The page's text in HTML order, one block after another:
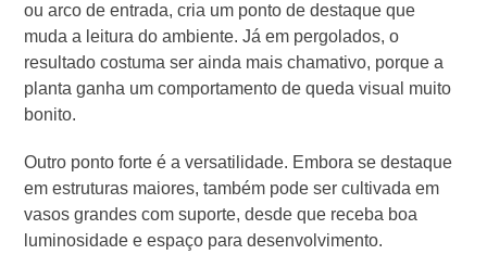
ou arco de entrada, cria um ponto de destaque que
muda a leitura do ambiente. Já em pergolados, o
resultado costuma ser ainda mais chamativo, porque a
planta ganha um comportamento de queda visual muito
bonito.
Outro ponto forte é a versatilidade. Embora se destaque
em estruturas maiores, também pode ser cultivada em
vasos grandes com suporte, desde que receba boa
luminosidade e espaço para desenvolvimento.